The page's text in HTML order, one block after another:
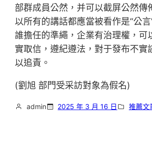
部群成員公然，并可以截屏公然傳
以所有的講話都應當被看作是“公
誰擔任的準繩，企業有治理權，可
實取信，遵紀遵法，對于發布不實
以追責。
(劉旭 部門受采訪對象為假名)
admin 2025 年 3 月 16 日 推薦文